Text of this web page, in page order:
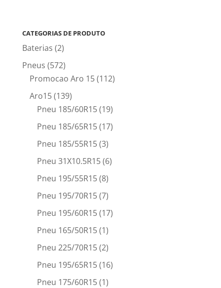
CATEGORIAS DE PRODUTO
Baterias (2)
Pneus (572)
Promocao Aro 15(112)
Aro15(139)
Pneu 185/60R15(19)
Pneu 185/65R15(17)
Pneu 185/55R15(3)
Pneu 31X10.5R15(6)
Pneu 195/55R15(8)
Pneu 195/70R15(7)
Pneu 195/60R15(17)
Pneu 165/50R15(1)
Pneu 225/70R15(2)
Pneu 195/65R15(16)
Pneu 175/60R15(1)